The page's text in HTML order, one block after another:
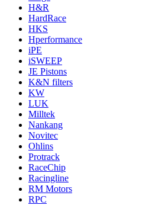
H&R
HardRace
HKS
Hperformance
iPE
iSWEEP
JE Pistons
K&N filters
KW
LUK
Milltek
Nankang
Novitec
Ohlins
Protrack
RaceChip
Racingline
RM Motors
RPC